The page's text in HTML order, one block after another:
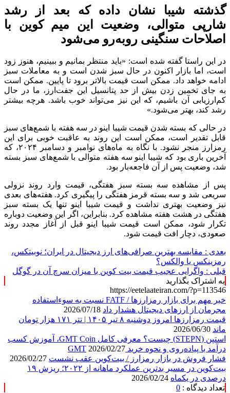
گذشته شیبا نشان داده که بعد از رشد
شارپی متوالی، وضعیت این میم کوین با
اصلاحات سنگینی روبه‌رو می‌شود
در این راستا گفته شده است: «باید منتظر بمانیم و ببینیم، هنوز زود
است، اما بازار اکنون در حال سبز شدن است و به معاملات سبز
ادامه خواهد داد. ممکن است قیمت بالاتر برود تا پایین. ممکن است
به جای تخمین زدن بیش از حد پتانسیل این جفت‌ارز، ما در حال
کم‌ارزیابی آن باشیم، که این نیز می‌تواند خوب باشد. هرچه بیشتر
رشد کند، بهتر می‌شود.»
در حالی که بسته شدن قیمت شیبا اینو در سه هفته با شمع‌های سبز
قابل تقدیر است، ممکن است این روند به عاقبت خوبی برای این
رمزارز منجر نشود. با نگاه به ماه‌های نوامبر و دسامبر ۲۰۲۴، که
آخرین باری بود که شیبا اینو سه هفته متوالی با شمع‌های سبز بسته
شد، وضعیت پس از آن فاجعه‌بار بود.
پس از مشاهده سه بسته سبز هفتگی، قیمت وارد روند نزولی
سریعی شد و سه بسته قرمز هفتگی را پیگیری کرد. هفته‌های بعدی
نیز وضعیت بهتری نداشت و قیمت شیبا اینو تنها یک بسته سبز
هفتگی در هشت هفته مشاهده کرد. بنابراین، اگر این وضعیت دوباره
تکرار شود، ممکن است قیمت شیبا اینو قبل از آغاز مجدد روند
صعودی، دچار افت قیمت شود.
بعدی : مقایسه بهترین صرافی‌های ارز دیجیتال در ایران؛ نوبیتکس،
رمزینکس یا والکس؟
قبلی : واگرایی عجیب قیمت بیت کوین با میزان سرچ آن در گوگل
به اشتراک بگذارید
https://eetelaateiran.com/?p=113546
خبر مهم برای بازار رمزارزها / FATF نسبت به سوءاستفاده
مجرمان از ارزهای دیجیتال هشدار داد
قیمت رمزارزها امروز دوشنبه ۸ تیر ۱۴۰۵ | تتر ۱۷۱ هزار تومان
ماند
استپن (STEPN) چیست؟ معرفی کامل GMT Coin، آموزش کسب
درآمد با پیاده‌روی و نحوه خرید GMT 2026/02/27
فشار فروش در بازار رمزارز / بیت‌کوین عقب نشست
بیت‌کوین در مسیر بدترین عملکرد ماهانه از ۲۰۲۲؛ ریزش ۱۹
درصدی در یکماه
تعداد دیدگاه : 0